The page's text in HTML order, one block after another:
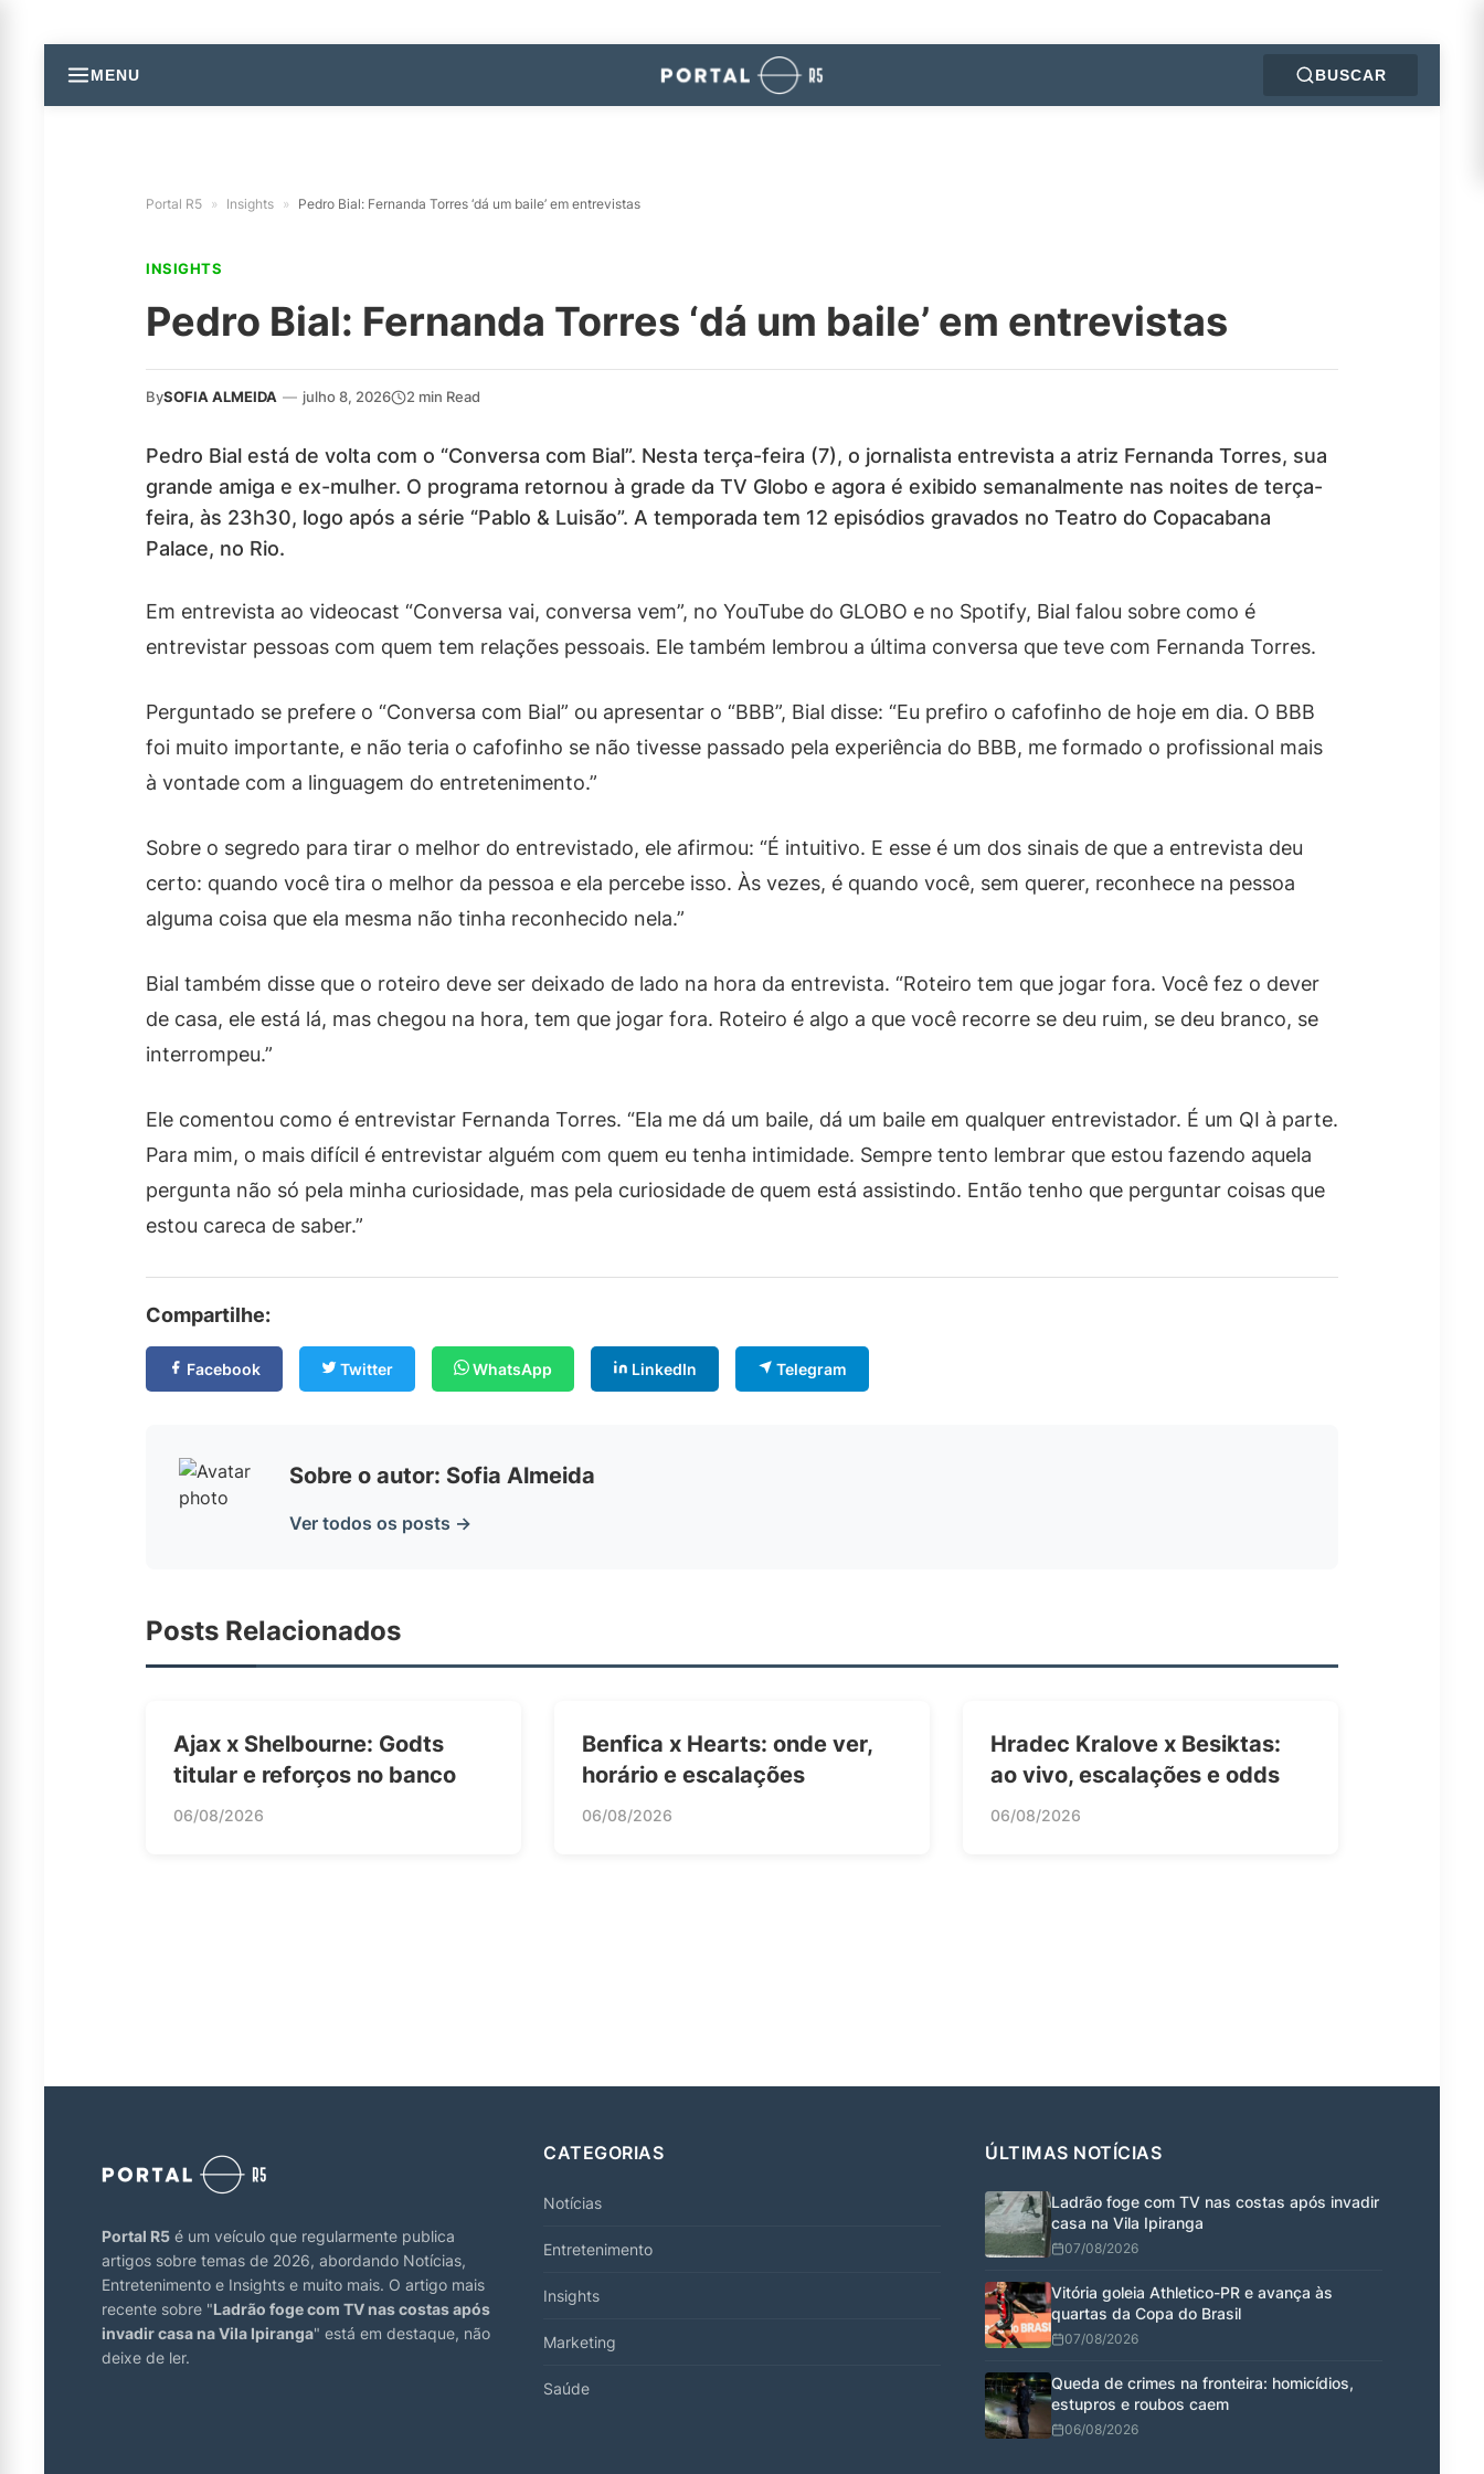
MENU BUSCAR
Portal R5 » Insights » Pedro Bial: Fernanda Torres ‘dá um baile’ em entrevistas
INSIGHTS
Pedro Bial: Fernanda Torres ‘dá um baile’ em entrevistas
BySOFIA ALMEIDA — julho 8, 2026 2 min Read
Pedro Bial está de volta com o “Conversa com Bial”. Nesta terça-feira (7), o jornalista entrevista a atriz Fernanda Torres, sua
grande amiga e ex-mulher. O programa retornou à grade da TV Globo e agora é exibido semanalmente nas noites de terça-
feira, às 23h30, logo após a série “Pablo & Luisão”. A temporada tem 12 episódios gravados no Teatro do Copacabana
Palace, no Rio.
Em entrevista ao videocast “Conversa vai, conversa vem”, no YouTube do GLOBO e no Spotify, Bial falou sobre como é
entrevistar pessoas com quem tem relações pessoais. Ele também lembrou a última conversa que teve com Fernanda Torres.
Perguntado se prefere o “Conversa com Bial” ou apresentar o “BBB”, Bial disse: “Eu prefiro o cafofinho de hoje em dia. O BBB
foi muito importante, e não teria o cafofinho se não tivesse passado pela experiência do BBB, me formado o profissional mais
à vontade com a linguagem do entretenimento.”
Sobre o segredo para tirar o melhor do entrevistado, ele afirmou: “É intuitivo. E esse é um dos sinais de que a entrevista deu
certo: quando você tira o melhor da pessoa e ela percebe isso. Às vezes, é quando você, sem querer, reconhece na pessoa
alguma coisa que ela mesma não tinha reconhecido nela.”
Bial também disse que o roteiro deve ser deixado de lado na hora da entrevista. “Roteiro tem que jogar fora. Você fez o dever
de casa, ele está lá, mas chegou na hora, tem que jogar fora. Roteiro é algo a que você recorre se deu ruim, se deu branco, se
interrompeu.”
Ele comentou como é entrevistar Fernanda Torres. “Ela me dá um baile, dá um baile em qualquer entrevistador. É um QI à parte.
Para mim, o mais difícil é entrevistar alguém com quem eu tenha intimidade. Sempre tento lembrar que estou fazendo aquela
pergunta não só pela minha curiosidade, mas pela curiosidade de quem está assistindo. Então tenho que perguntar coisas que
estou careca de saber.”
Compartilhe:
Facebook Twitter WhatsApp LinkedIn Telegram
Sobre o autor: Sofia Almeida
Ver todos os posts →
Posts Relacionados
Ajax x Shelbourne: Godts
titular e reforços no banco
06/08/2026
Benfica x Hearts: onde ver,
horário e escalações
06/08/2026
Hradec Kralove x Besiktas:
ao vivo, escalações e odds
06/08/2026
Portal R5 é um veículo que regularmente publica
artigos sobre temas de 2026, abordando Notícias,
Entretenimento e Insights e muito mais. O artigo mais
recente sobre "Ladrão foge com TV nas costas após
invadir casa na Vila Ipiranga" está em destaque, não
deixe de ler.
CATEGORIAS
Notícias
Entretenimento
Insights
Marketing
Saúde
ÚLTIMAS NOTÍCIAS
Ladrão foge com TV nas costas após invadir
casa na Vila Ipiranga
07/08/2026
Vitória goleia Athletico-PR e avança às
quartas da Copa do Brasil
07/08/2026
Queda de crimes na fronteira: homicídios,
estupros e roubos caem
06/08/2026